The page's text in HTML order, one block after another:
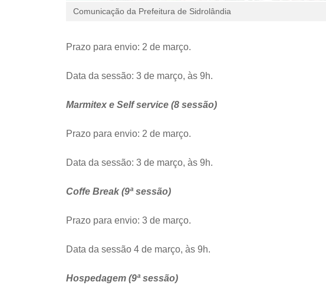
Comunicação da Prefeitura de Sidrolândia
Prazo para envio: 2 de março.
Data da sessão: 3 de março, às 9h.
Marmitex e Self service (8 sessão)
Prazo para envio: 2 de março.
Data da sessão: 3 de março, às 9h.
Coffe Break (9ª sessão)
Prazo para envio: 3 de março.
Data da sessão 4 de março, às 9h.
Hospedagem (9ª sessão)